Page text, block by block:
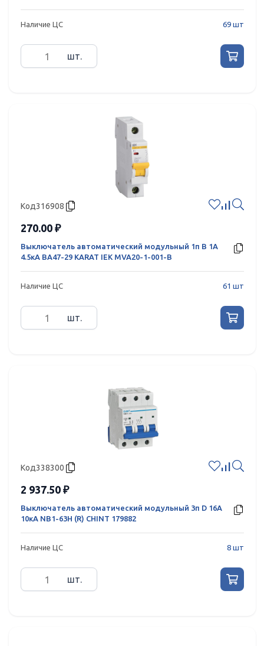
Наличие ЦС 69 шт
шт.
Код316908
270.00 ₽
Выключатель автоматический модульный 1п B 1А
4.5кА ВА47-29 KARAT IEK MVA20-1-001-B
Наличие ЦС 61 шт
шт.
Код338300
2 937.50 ₽
Выключатель автоматический модульный 3п D 16А
10кА NB1-63H (R) CHINT 179882
Наличие ЦС 8 шт
шт.